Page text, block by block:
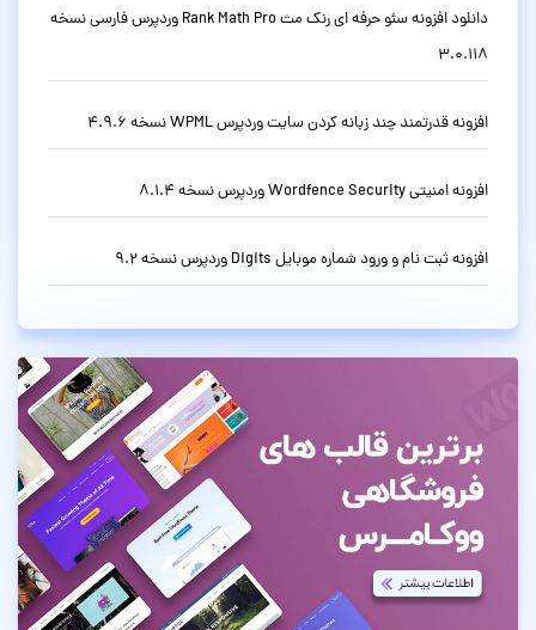
دانلود افزونه سئو حرفه ای رنک مث Rank Math Pro وردپرس فارسی نسخه
3.0.118
افزونه قدرتمند چند زبانه کردن سایت وردپرس WPML نسخه 4.9.6
افزونه امنیتی Wordfence Security وردپرس نسخه 8.1.4
افزونه ثبت نام و ورود شماره موبایل Digits وردپرس نسخه 9.2